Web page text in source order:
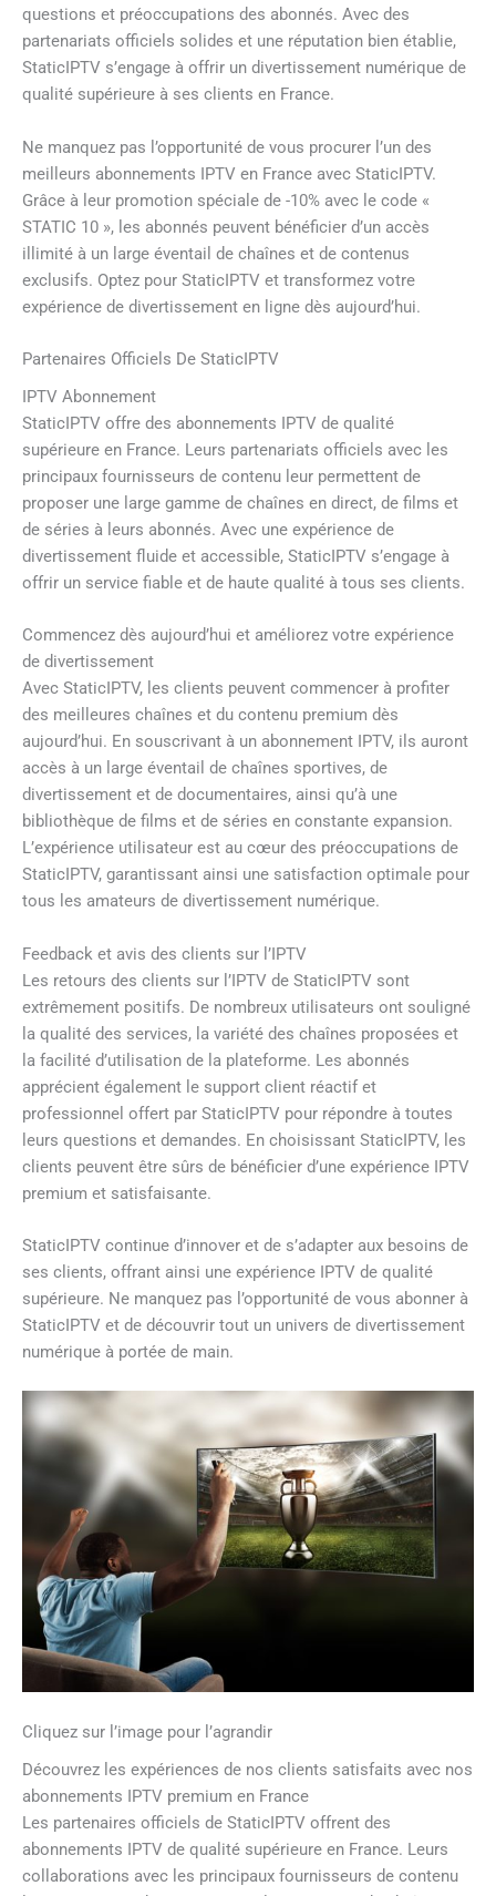
questions et préoccupations des abonnés. Avec des
partenariats officiels solides et une réputation bien établie,
StaticIPTV s’engage à offrir un divertissement numérique de
qualité supérieure à ses clients en France.
Ne manquez pas l’opportunité de vous procurer l’un des
meilleurs abonnements IPTV en France avec StaticIPTV.
Grâce à leur promotion spéciale de -10% avec le code «
STATIC 10 », les abonnés peuvent bénéficier d’un accès
illimité à un large éventail de chaînes et de contenus
exclusifs. Optez pour StaticIPTV et transformez votre
expérience de divertissement en ligne dès aujourd’hui.
Partenaires Officiels De StaticIPTV
IPTV Abonnement
StaticIPTV offre des abonnements IPTV de qualité
supérieure en France. Leurs partenariats officiels avec les
principaux fournisseurs de contenu leur permettent de
proposer une large gamme de chaînes en direct, de films et
de séries à leurs abonnés. Avec une expérience de
divertissement fluide et accessible, StaticIPTV s’engage à
offrir un service fiable et de haute qualité à tous ses clients.
Commencez dès aujourd’hui et améliorez votre expérience
de divertissement
Avec StaticIPTV, les clients peuvent commencer à profiter
des meilleures chaînes et du contenu premium dès
aujourd’hui. En souscrivant à un abonnement IPTV, ils auront
accès à un large éventail de chaînes sportives, de
divertissement et de documentaires, ainsi qu’à une
bibliothèque de films et de séries en constante expansion.
L’expérience utilisateur est au cœur des préoccupations de
StaticIPTV, garantissant ainsi une satisfaction optimale pour
tous les amateurs de divertissement numérique.
Feedback et avis des clients sur l’IPTV
Les retours des clients sur l’IPTV de StaticIPTV sont
extrêmement positifs. De nombreux utilisateurs ont souligné
la qualité des services, la variété des chaînes proposées et
la facilité d’utilisation de la plateforme. Les abonnés
apprécient également le support client réactif et
professionnel offert par StaticIPTV pour répondre à toutes
leurs questions et demandes. En choisissant StaticIPTV, les
clients peuvent être sûrs de bénéficier d’une expérience IPTV
premium et satisfaisante.
StaticIPTV continue d’innover et de s’adapter aux besoins de
ses clients, offrant ainsi une expérience IPTV de qualité
supérieure. Ne manquez pas l’opportunité de vous abonner à
StaticIPTV et de découvrir tout un univers de divertissement
numérique à portée de main.
Cliquez sur l’image pour l’agrandir
Découvrez les expériences de nos clients satisfaits avec nos
abonnements IPTV premium en France
Les partenaires officiels de StaticIPTV offrent des
abonnements IPTV de qualité supérieure en France. Leurs
collaborations avec les principaux fournisseurs de contenu